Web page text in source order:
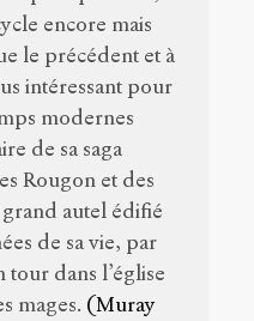
encore mais
le précédent et à
intéressant pour
modernes
de sa saga
Rougon et des
autel édifié
de sa vie, par
tour dans l’église
mages. (Muray